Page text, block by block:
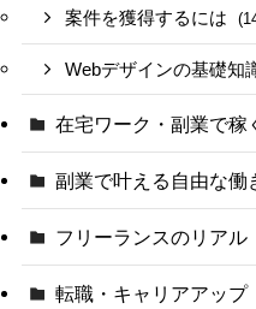
案件を獲得するには
Webデザインの基礎知
在宅ワーク・副業で稼
副業で叶える自由な働
フリーランスのリアル
転職・キャリアアップ